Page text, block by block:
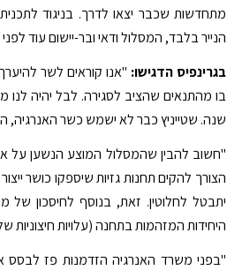
מתחדשות שכבר יצאו לדרך. בניגוד
הנייר בלבד, המסלול ודאי ובר-יישום עוד לפני
בגרינפיס הדגישו: "אנו קוראים לשר
שנה. שטייניץ כבר לא ישמש כשר האנרגיה,
"חשוב להבין שהמסלול המוצע הנשען על
הצורך להקים תחנות גזיות שיספקו כושר
יתבטל לחלוטין. זאת, בנוסף לחיסכון
היחידות המזהמות בתחנה (עלויות חיצוניות
"בפני משרד האנרגיה הזדמנות פז לבסס